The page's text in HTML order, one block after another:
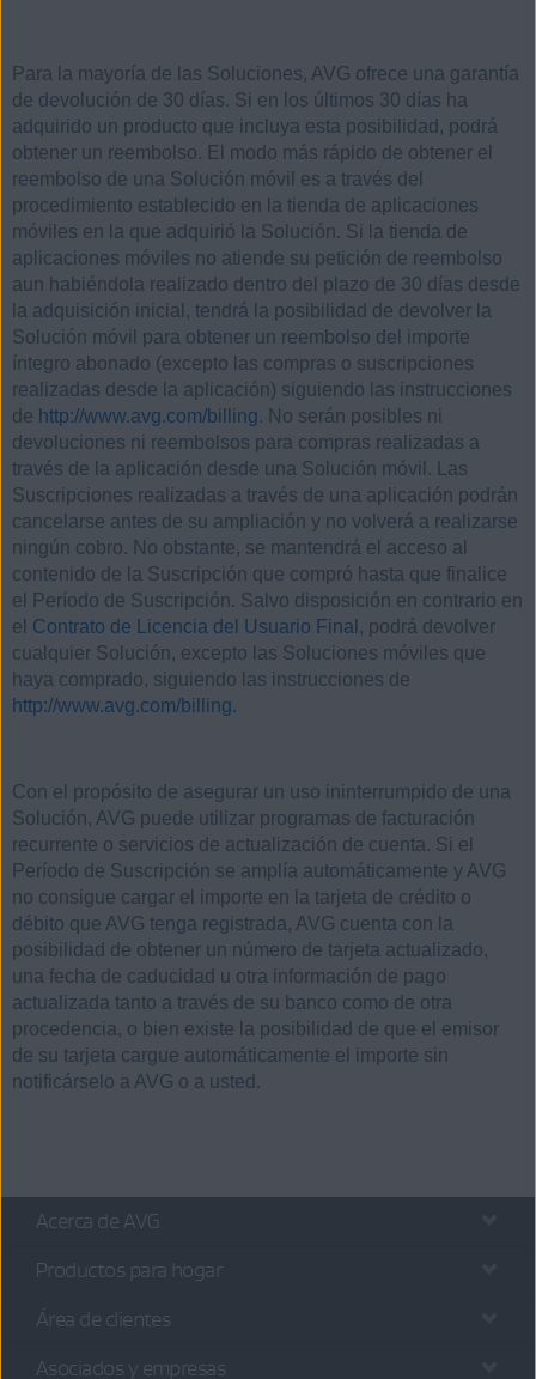
Para la mayoría de las Soluciones, AVG ofrece una garantía
de devolución de 30 días. Si en los últimos 30 días ha
adquirido un producto que incluya esta posibilidad, podrá
obtener un reembolso. El modo más rápido de obtener el
reembolso de una Solución móvil es a través del
procedimiento establecido en la tienda de aplicaciones
móviles en la que adquirió la Solución. Si la tienda de
aplicaciones móviles no atiende su petición de reembolso
aun habiéndola realizado dentro del plazo de 30 días desde
la adquisición inicial, tendrá la posibilidad de devolver la
Solución móvil para obtener un reembolso del importe
íntegro abonado (excepto las compras o suscripciones
realizadas desde la aplicación) siguiendo las instrucciones
de http://www.avg.com/billing. No serán posibles ni
devoluciones ni reembolsos para compras realizadas a
través de la aplicación desde una Solución móvil. Las
Suscripciones realizadas a través de una aplicación podrán
cancelarse antes de su ampliación y no volverá a realizarse
ningún cobro. No obstante, se mantendrá el acceso al
contenido de la Suscripción que compró hasta que finalice
el Período de Suscripción. Salvo disposición en contrario en
el Contrato de Licencia del Usuario Final , podrá devolver
cualquier Solución, excepto las Soluciones móviles que
haya comprado, siguiendo las instrucciones de
http://www.avg.com/billing.
Con el propósito de asegurar un uso ininterrumpido de una
Solución, AVG puede utilizar programas de facturación
recurrente o servicios de actualización de cuenta. Si el
Período de Suscripción se amplía automáticamente y AVG
no consigue cargar el importe en la tarjeta de crédito o
débito que AVG tenga registrada, AVG cuenta con la
posibilidad de obtener un número de tarjeta actualizado,
una fecha de caducidad u otra información de pago
actualizada tanto a través de su banco como de otra
procedencia, o bien existe la posibilidad de que el emisor
de su tarjeta cargue automáticamente el importe sin
notificárselo a AVG o a usted.
Acerca de AVG
Productos para hogar
Área de clientes
Asociados y empresas